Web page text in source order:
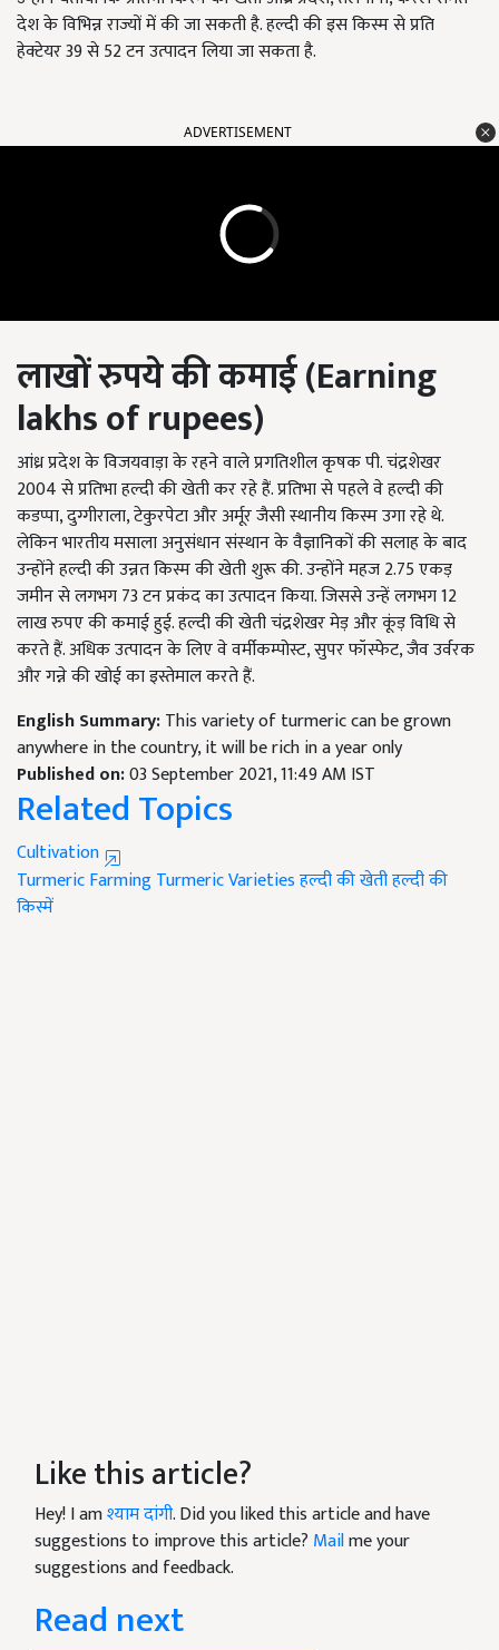
देश के विभिन्न राज्यों में की जा सकती है. हल्दी की इस किस्म से प्रति
हेक्टेयर 39 से 52 टन उत्पादन लिया जा सकता है.
ADVERTISEMENT
लाखोंरुपयेकीकमाई (Earning
lakhs of rupees)
आंध्र प्रदेश के विजयवाड़ा के रहने वाले प्रगतिशील कृषक पी. चंद्रशेखर
2004 से प्रतिभा हल्दी की खेती कर रहे हैं. प्रतिभा से पहले वे हल्दी की
कडप्पा, दुग्गीराला, टेकुरपेटा और अर्मूर जैसी स्थानीय किस्म उगा रहे थे.
लेकिन भारतीय मसाला अनुसंधान संस्थान के वैज्ञानिकों की सलाह के बाद
उन्होंने हल्दी की उन्नत किस्म की खेती शुरू की. उन्होंने महज 2.75 एकड़
जमीन से लगभग 73 टन प्रकंद का उत्पादन किया. जिससे उन्हें लगभग 12
लाख रुपए की कमाई हुई. हल्दी की खेती चंद्रशेखर मेड़ और कूंड़ विधि से
करते हैं. अधिक उत्पादन के लिए वे वर्मीकम्पोस्ट, सुपर फॉस्फेट, जैव उर्वरक
और गन्ने की खोई का इस्तेमाल करते हैं.
English Summary:This variety of turmeric can be grown
anywhere in the country, it will be rich in a year only
Published on:03 September 2021, 11:49 AM IST
Related Topics
Cultivation
Turmeric FarmingTurmeric Varietiesहल्दी की खेतीहल्दी की
किस्में
Like this article?
Hey! I amश्याम दांगी. Did you liked this article and have
suggestions to improve this article? Mailme your
suggestions and feedback.
Read next